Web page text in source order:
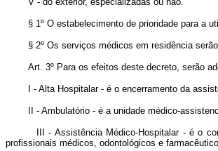
§ 1º O estabelecimento de prioridade para a
§ 2º Os serviços médicos em residência serão
Art. 3º Para os efeitos deste decreto, serão
I - Alta Hospitalar - é o encerramento da
II - Ambulatório - é a unidade médico-
III - Assistência Médico-Hospitalar - é o
profissionais médicos, odontológicos e